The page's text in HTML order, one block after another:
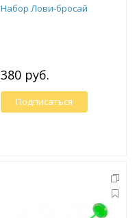
Набор Лови-бросай
380 руб.
Подписаться